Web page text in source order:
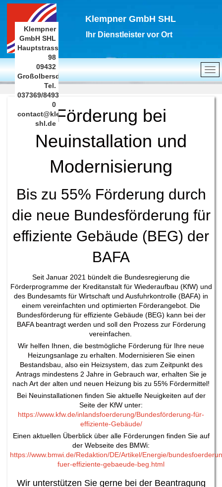
Klempner GmbH SHL
Ihr Dienstleister vor Ort
Klempner
GmbH SHL
Hauptstrasse
98
09432
Großolbersdorf
Tel.
037369/8493-
0
contact@klempner-
shl.deFörderung bei
Neuinstallation und
Modernisierung
Bis zu 55% Förderung durch
die neue Bundesförderung für
effiziente Gebäude (BEG) der
BAFA
Seit Januar 2021 bündelt die Bundesregierung die
Förderprogramme der Kreditanstalt für Wiederaufbau (KfW) und
des Bundesamts für Wirtschaft und Ausfuhrkontrolle (BAFA) in
einem vereinfachten und optimierten Förderangebot. Die
Bundesförderung für effiziente Gebäude (BEG) kann bei der
BAFA beantragt werden und soll den Prozess zur Förderung
vereinfachen.
Wir helfen Ihnen, die bestmögliche Förderung für Ihre neue
Heizungsanlage zu erhalten. Modernisieren Sie einen
Bestandsbau, also ein Heizsystem, das zum Zeitpunkt des
Antrags mindestens 2 Jahre in Gebrauch war, erhalten Sie je
nach Art der alten und neuen Heizung bis zu 55% Fördermittel!
Bei Neuinstallationen finden Sie aktuelle Neuigkeiten auf der
Seite der KfW unter:
https://www.kfw.de/inlandsfoerderung/Bundesförderung-für-
effiziente-Gebäude/
Einen aktuellen Überblick über alle Förderungen finden Sie auf
der Webseite des BMWi:
https://www.bmwi.de/Redaktion/DE/Artikel/Energie/
fuer-effiziente-gebaeude-beg.html
Wir unterstützen Sie gerne bei der Beantragung